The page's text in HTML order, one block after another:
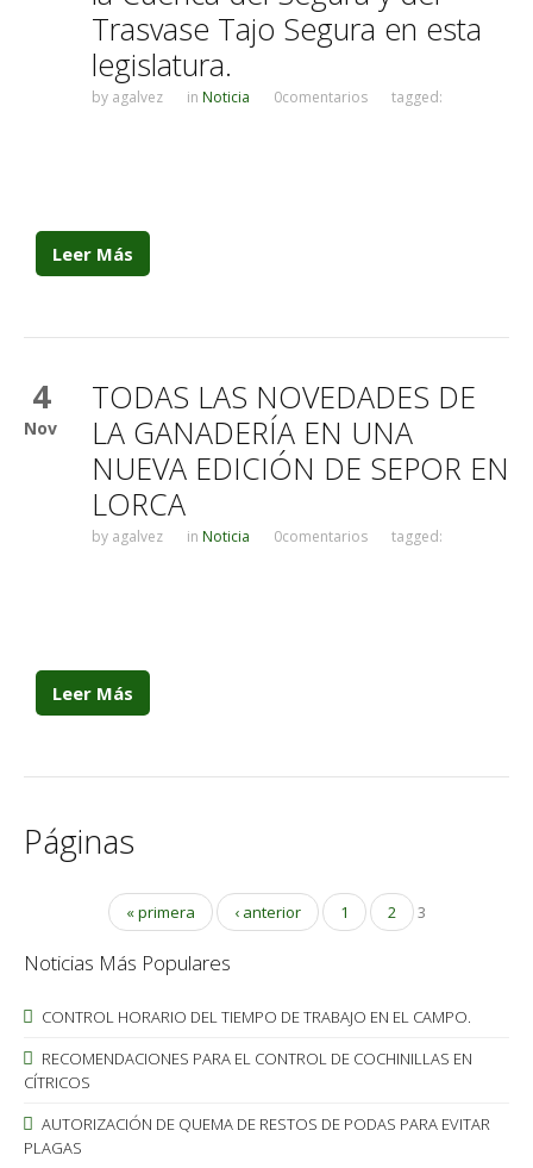
Trasvase Tajo Segura en esta
legislatura.
by agalvez in Noticia 0comentarios tagged:
Leer Más
4
Nov
TODAS LAS NOVEDADES DE
LA GANADERÍA EN UNA
NUEVA EDICIÓN DE SEPOR EN
LORCA
by agalvez in Noticia 0comentarios tagged:
Leer Más
Páginas
« primera ‹ anterior 1 2 3
Noticias Más Populares
CONTROL HORARIO DEL TIEMPO DE TRABAJO EN EL CAMPO.
RECOMENDACIONES PARA EL CONTROL DE COCHINILLAS EN
CÍTRICOS
AUTORIZACIÓN DE QUEMA DE RESTOS DE PODAS PARA EVITAR
PLAGAS